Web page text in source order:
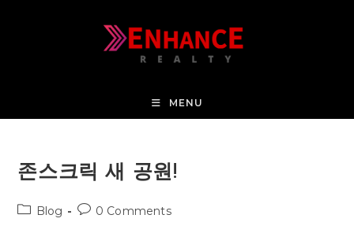
MENU
존스크릭 새 공원!
Blog 0 Comments